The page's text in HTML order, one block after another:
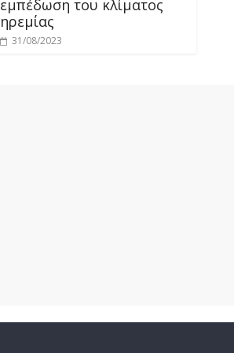
εμπέδωση του κλίματος
ηρεμίας
31/08/2023